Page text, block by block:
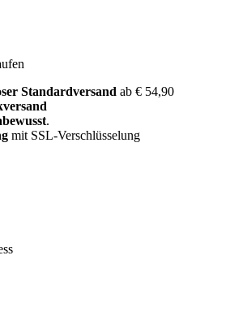
Standardversand ab € 54,90
.
mit SSL-Verschlüsselung